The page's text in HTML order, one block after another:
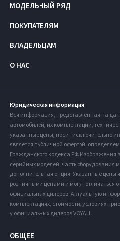
МОДЕЛЬНЫЙ РЯД
ПОКУПАТЕЛЯМ
ВЛАДЕЛЬЦАМ
О НАС
Юридическая информация
Вся информация, представленная на
автомобилей, их комплектации,
указанные цены, носит исключительно
является публичной офертой,
Гражданского кодекса РФ. Изображения
серийных моделей, часть оборудования
дополнительная опция. Указанные цены
розничными ценами и могут отличаться
официальных дилеров. Актуальную
комплектациях, стоимости, условиях
у официальных дилеров VOYAH.
ОБЩЕЕ